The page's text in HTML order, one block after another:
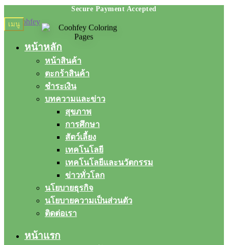
Skip
to
Skip
to
เมนู
หน้าหลัก
หน้าสินค้า
ตะกร้าสินค้า
ชำระเงิน
บทความและข่าว
สุขภาพ
การศึกษา
สัตว์เลี้ยง
เทคโนโลยี
เทคโนโลยีและนวัตกรรม
ข่าวทั่วโลก
นโยบายธุรกิจ
นโยบายความเป็นส่วนตัว
ติดต่อเรา
หน้าแรก